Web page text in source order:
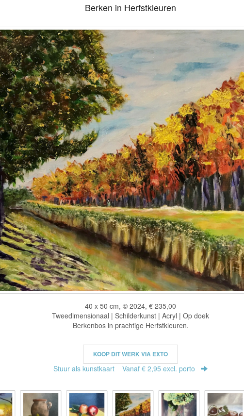
Berken in Herfstkleuren
40 x 50 cm, © 2024, € 235,00
Tweedimensionaal | Schilderkunst | Acryl | Op doek
Berkenbos in prachtige Herfstkleuren.
KOOP DIT WERK VIA EXTO
Stuur als kunstkaart Vanaf € 2,95 excl. porto